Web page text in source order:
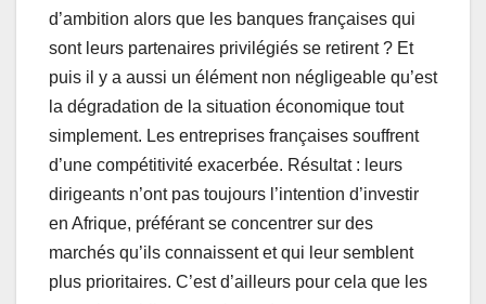
d’ambition alors que les banques françaises qui
sont leurs partenaires privilégiés se retirent ? Et
puis il y a aussi un élément non négligeable qu’est
la dégradation de la situation économique tout
simplement. Les entreprises françaises souffrent
d’une compétitivité exacerbée. Résultat : leurs
dirigeants n’ont pas toujours l’intention d’investir
en Afrique, préférant se concentrer sur des
marchés qu’ils connaissent et qui leur semblent
plus prioritaires. C’est d’ailleurs pour cela que les